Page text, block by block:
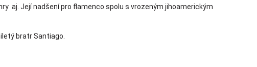
aj. Její nadšení pro flamenco spolu s vrozeným jihoamerickým
bratr Santiago.